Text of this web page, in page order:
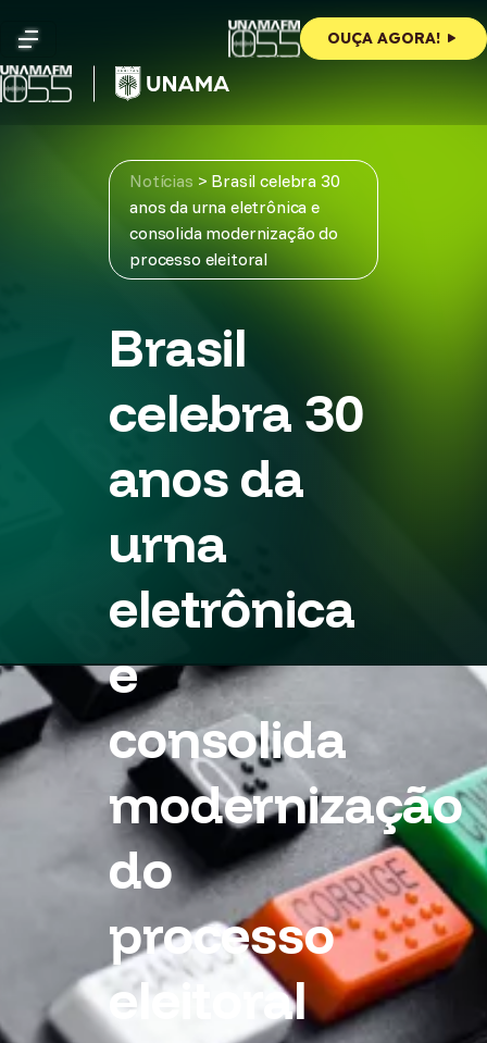
content
OUÇA AGORA!
Notícias > Brasil celebra 30
anos da urna eletrônica e
consolida modernização do
processo eleitoral
Brasil
celebra 30
anos da
urna
eletrônica
e
consolida
modernização
do
processo
eleitoral